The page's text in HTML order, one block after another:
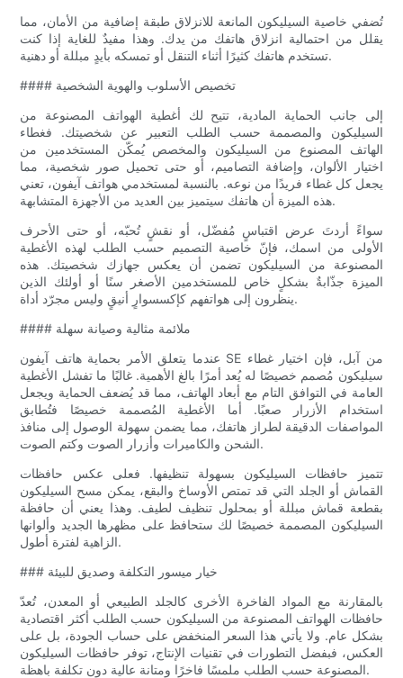
تُضفي خاصية السيليكون المانعة للانزلاق طبقة إضافية من الأمان، مما
يقلل من احتمالية انزلاق هاتفك من يدك. وهذا مفيدٌ للغاية إذا كنت
تستخدم هاتفك كثيرًا أثناء التنقل أو تمسكه بأيدٍ مبللة أو دهنية.
#### تخصيص الأسلوب والهوية الشخصية
إلى جانب الحماية المادية، تتيح لك أغطية الهواتف المصنوعة من
السيليكون والمصممة حسب الطلب التعبير عن شخصيتك. فغطاء
الهاتف المصنوع من السيليكون والمخصص يُمكّن المستخدمين من
اختيار الألوان، وإضافة التصاميم، أو حتى تحميل صور شخصية، مما
يجعل كل غطاء فريدًا من نوعه. بالنسبة لمستخدمي هواتف آيفون، تعني
هذه الميزة أن هاتفك سيتميز بين العديد من الأجهزة المتشابهة.
سواءً أردتَ عرض اقتباسٍ مُفضّل، أو نقشٍ تُحبّه، أو حتى الأحرف
الأولى من اسمك، فإنّ خاصية التصميم حسب الطلب لهذه الأغطية
المصنوعة من السيليكون تضمن أن يعكس جهازك شخصيتك. هذه
الميزة جذّابةٌ بشكلٍ خاص للمستخدمين الأصغر سنًا أو أولئك الذين
ينظرون إلى هواتفهم كإكسسوارٍ أنيقٍ وليس مجرّد أداة.
#### ملائمة مثالية وصيانة سهلة
عندما يتعلق الأمر بحماية هاتف آيفون SE من آبل، فإن اختيار غطاء
سيليكون مُصمم خصيصًا له يُعد أمرًا بالغ الأهمية. غالبًا ما تفشل الأغطية
العامة في التوافق التام مع أبعاد الهاتف، مما قد يُضعف الحماية ويجعل
استخدام الأزرار صعبًا. أما الأغطية المُصممة خصيصًا فتُطابق
المواصفات الدقيقة لطراز هاتفك، مما يضمن سهولة الوصول إلى منافذ
الشحن والكاميرات وأزرار الصوت وكتم الصوت.
تتميز حافظات السيليكون بسهولة تنظيفها. فعلى عكس حافظات
القماش أو الجلد التي قد تمتص الأوساخ والبقع، يمكن مسح السيليكون
بقطعة قماش مبللة أو بمحلول تنظيف لطيف. وهذا يعني أن حافظة
السيليكون المصممة خصيصًا لك ستحافظ على مظهرها الجديد وألوانها
الزاهية لفترة أطول.
### خيار ميسور التكلفة وصديق للبيئة
بالمقارنة مع المواد الفاخرة الأخرى كالجلد الطبيعي أو المعدن، تُعدّ
حافظات الهواتف المصنوعة من السيليكون حسب الطلب أكثر اقتصادية
بشكل عام. ولا يأتي هذا السعر المنخفض على حساب الجودة، بل على
العكس، فبفضل التطورات في تقنيات الإنتاج، توفر حافظات السيليكون
المصنوعة حسب الطلب ملمسًا فاخرًا ومتانة عالية دون تكلفة باهظة.